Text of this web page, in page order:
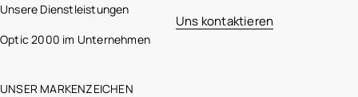
Unsere Dienstleistungen
Optic 2000 im Unternehmen
UNSER MARKENZEICHEN
Uns kontaktieren